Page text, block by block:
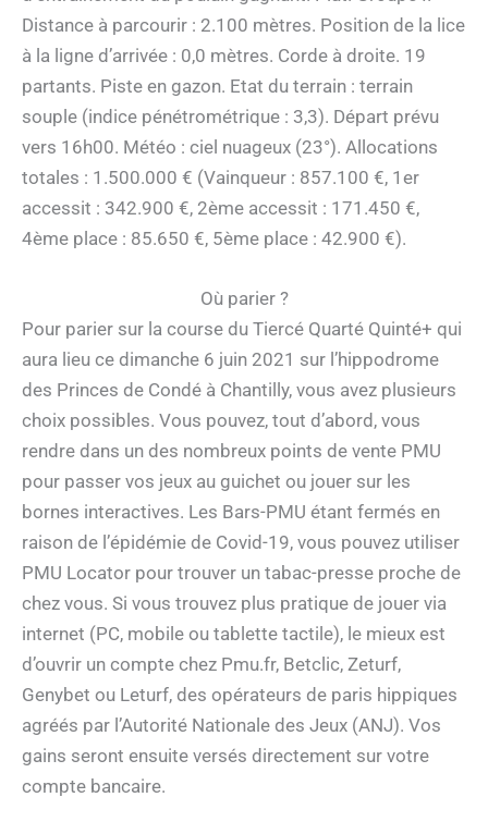
Distance à parcourir : 2.100 mètres. Position de la lice
à la ligne d’arrivée : 0,0 mètres. Corde à droite. 19
partants. Piste en gazon. Etat du terrain : terrain
souple (indice pénétrométrique : 3,3). Départ prévu
vers 16h00. Météo : ciel nuageux (23°). Allocations
totales : 1.500.000 € (Vainqueur : 857.100 €, 1er
accessit : 342.900 €, 2ème accessit : 171.450 €,
4ème place : 85.650 €, 5ème place : 42.900 €).
Où parier ?
Pour parier sur la course du Tiercé Quarté Quinté+ qui
aura lieu ce dimanche 6 juin 2021 sur l’hippodrome
des Princes de Condé à Chantilly, vous avez plusieurs
choix possibles. Vous pouvez, tout d’abord, vous
rendre dans un des nombreux points de vente PMU
pour passer vos jeux au guichet ou jouer sur les
bornes interactives. Les Bars-PMU étant fermés en
raison de l’épidémie de Covid-19, vous pouvez utiliser
PMU Locator pour trouver un tabac-presse proche de
chez vous. Si vous trouvez plus pratique de jouer via
internet (PC, mobile ou tablette tactile), le mieux est
d’ouvrir un compte chez Pmu.fr, Betclic, Zeturf,
Genybet ou Leturf, des opérateurs de paris hippiques
agréés par l’Autorité Nationale des Jeux (ANJ). Vos
gains seront ensuite versés directement sur votre
compte bancaire.